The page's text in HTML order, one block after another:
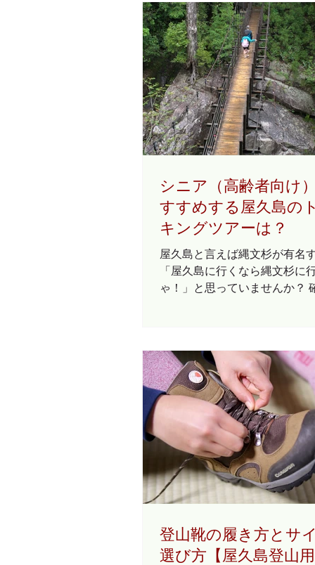
シニア（高齢者向け
すすめする屋久島の
キングツアーは？
屋久島と言えば縄文杉が有名
「屋久島に行くなら縄文杉に
ゃ！」と思っていませんか？
ア（高齢者）の方にはおすす
せん。 そこで、今回はシニア
向け）の方におすすめできる
レッキングコースをご紹介い
一つ目はヤクスギランドコー
ギランドは名前の通り、千年
杉を手軽に見ることができる
林です。 屋久杉を見たいので
番にこちらのコースをおすす
屋久杉「母子杉」 こちらのツ
８０分コースを歩き、体力に
ようであれば、「母子杉」・
まで足を延ばして歩きます。
登山靴の履き方とサ
選び方【屋久島登山